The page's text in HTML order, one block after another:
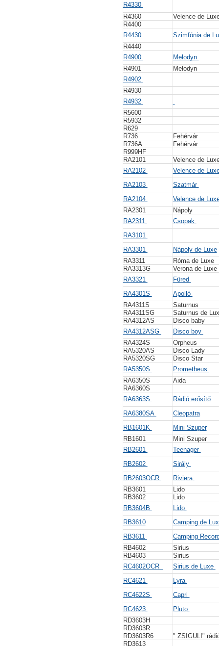
R4330
R4360
Velence de
R4400
R4430
Szimfónia de
R4440
R4900
Melodyn
R4901
Melodyn
R4902
R4930
R4932
R5600
R5932
R629
R736
Fehérvár
R736A
Fehérvár
R999HF
RA2101
Velence de
RA2102
Velence de
RA2103
Szatmár
RA2104
Velence de
RA2301
Nápoly
RA2311
Csopak
RA3101
RA3301
Nápoly de Luxe
RA3311
Róma de Luxe
RA3313G
Verona de Luxe
RA3321
Füred
RA4301S
Apolló
RA4311S
Saturnus
RA4311SG
Saturnus de
RA4312AS
Disco baby
RA4312ASG
Disco boy
RA4324S
Orpheus
RA5320AS
Disco Lady
RA5320SG
Disco Star
RA5350S
Prometheus
RA6350S
Aida
RA6360S
RA6363S
Rádió erősítő
RA6380SA
Cleopatra
RB1601K
Mini Szuper
RB1601
Mini Szuper
RB2601
Teenager
RB2602
Sirály
RB2603OCR
Riviera
RB3601
Lido
RB3602
Lido
RB3604B
Lido
RB3610
Camping de
RB3611
Camping
RB4602
Sirius
RB4603
Sirius
RC4602OCR
Sirius de Luxe
RC4621
Lyra
RC4622S
Capri
RC4623
Pluto
RD3603H
RD3603R
RD3603R6
" ZSIGULI"
RD3613